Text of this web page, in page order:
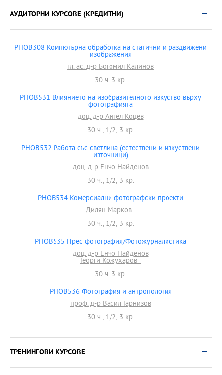
АУДИТОРНИ КУРСОВЕ (КРЕДИТНИ)
PHOB308 Компютърна обработка на статични и раздвижени
изображения
гл. ас. д-р Богомил Калинов
30 ч. 3 кр.
PHOB531 Влиянието на изобразителното изкуство върху
фотографията
доц. д-р Ангел Коцев
30 ч., 1/2, 3 кр.
PHOB532 Работа със светлина (естествени и изкуствени
източници)
доц. д-р Енчо Найденов
30 ч., 1/2, 3 кр.
PHOB534 Комерсиални фотографски проекти
Дилян Марков
30 ч., 1/2, 3 кр.
PHOB535 Прес фотография/Фотожурналистика
доц. д-р Енчо Найденов
Георги Кожухаров
30 ч. 3 кр.
PHOB536 Фотография и антропология
проф. д-р Васил Гарнизов
30 ч., 1/2, 3 кр.
ТРЕНИНГОВИ КУРСОВЕ